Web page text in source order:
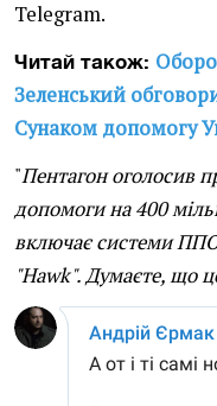
Telegram.
Читай також:
Зеленський
Сунаком допомогу
"Пентагон оголосив
допомоги на 400
включає системи
"Hawk". Думаєте, що